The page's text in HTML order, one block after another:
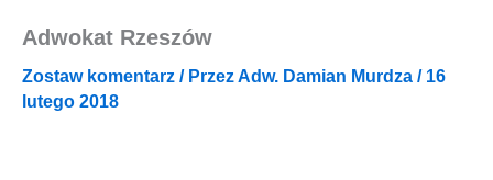
Adwokat Rzeszów
Zostaw komentarz / PrzezAdw. Damian Murdza / 16
lutego 2018